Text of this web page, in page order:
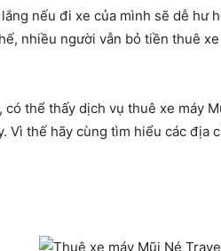
nếu đi xe của mình sẽ dễ hư
nhiều người vẫn bỏ tiền thuê
có thể thấy dịch vụ thuê xe máy
Vì thế hãy cùng tìm hiểu các địa